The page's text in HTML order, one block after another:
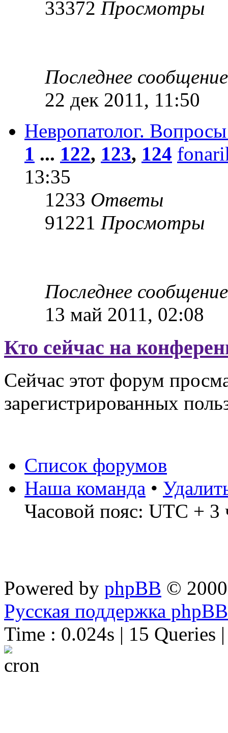
33372 Просмотры
Последнее
22 дек 2011, 11:50
Невропатолог.
1 ... 122, 123, 124
13:35
1233 Ответы
91221 Просмотры
Последнее
13 май 2011, 02:08
Кто сейчас на
Сейчас этот форум
зарегистрированных
Список форумов
Наша команда •
Часовой пояс: UTC + 3
Powered by phpBB ©
Русская поддержка phpBB
Time : 0.024s | 15 Queries